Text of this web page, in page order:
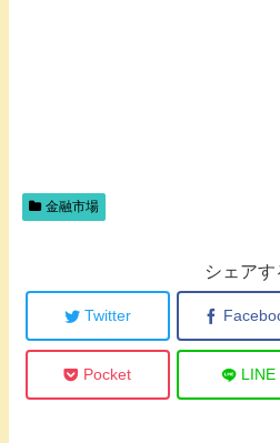
金融市場
シェアす
Twitter
Pocket LINE